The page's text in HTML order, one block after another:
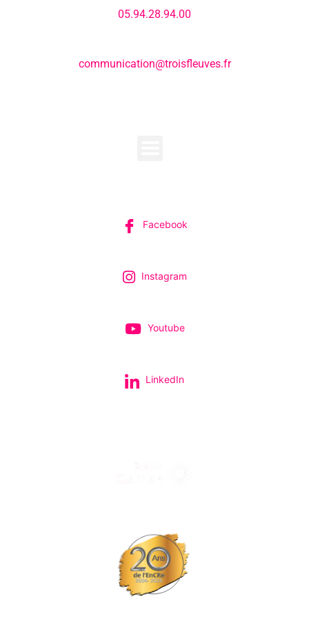
05.94.28.94.00
communication@troisfleuves.fr
Facebook
Instagram
Youtube
LinkedIn